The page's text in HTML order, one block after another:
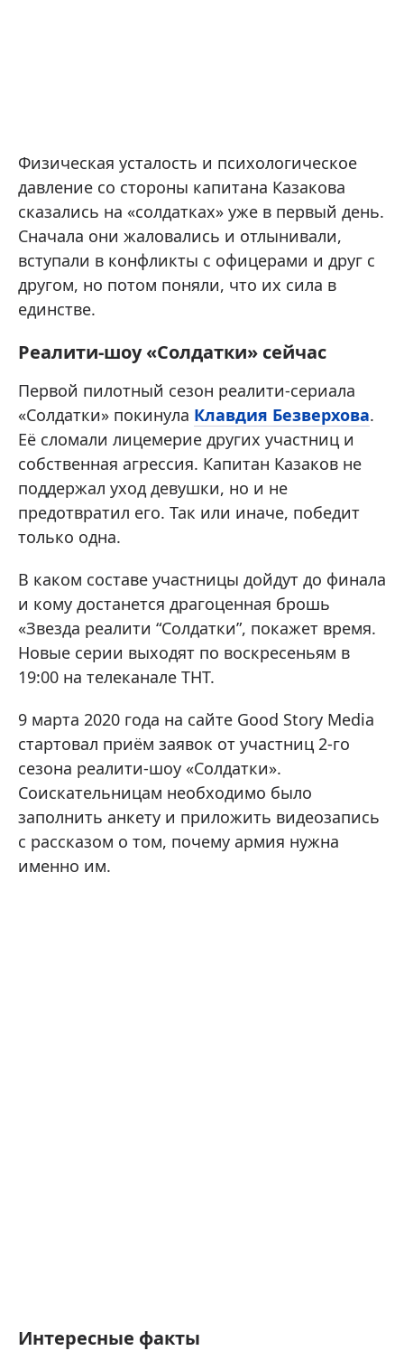
Физическая усталость и психологическое
давление со стороны капитана Казакова
сказались на «солдатках» уже в первый день.
Сначала они жаловались и отлынивали,
вступали в конфликты с офицерами и друг с
другом, но потом поняли, что их сила в
единстве.
Реалити-шоу «Солдатки» сейчас
Первой пилотный сезон реалити-сериала
«Солдатки» покинула Клавдия Безверхова.
Её сломали лицемерие других участниц и
собственная агрессия. Капитан Казаков не
поддержал уход девушки, но и не
предотвратил его. Так или иначе, победит
только одна.
В каком составе участницы дойдут до финала
и кому достанется драгоценная брошь
«Звезда реалити “Солдатки”, покажет время.
Новые серии выходят по воскресеньям в
19:00 на телеканале ТНТ.
9 марта 2020 года на сайте Good Story Media
стартовал приём заявок от участниц 2-го
сезона реалити-шоу «Солдатки».
Соискательницам необходимо было
заполнить анкету и приложить видеозапись
с рассказом о том, почему армия нужна
именно им.
Интересные факты